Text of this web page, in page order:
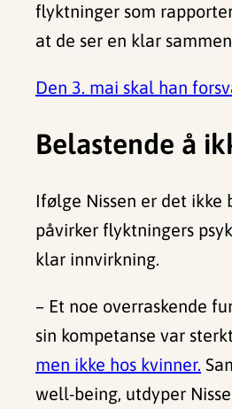
flyktninger som
at de ser en klar
Den 3. mai skal han
Belastende å
Ifølge Nissen er det
påvirker flyktningers
klar innvirkning.
– Et noe overraskende
sin kompetanse var
men ikke hos kvinner.
well-being, utdyper